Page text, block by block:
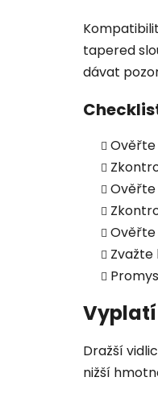
tapered
dávat
Ověřte
Ověřte
Ověřte
Zvažte
Vyplatí
Dražší
nižší